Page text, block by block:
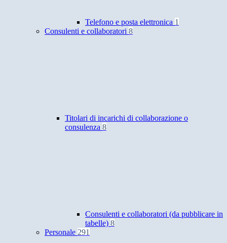
Telefono e posta elettronica 1
Consulenti e collaboratori 8
Titolari di incarichi di collaborazione o
consulenza 8
Consulenti e collaboratori (da pubblicare in
tabelle) 8
Personale 291